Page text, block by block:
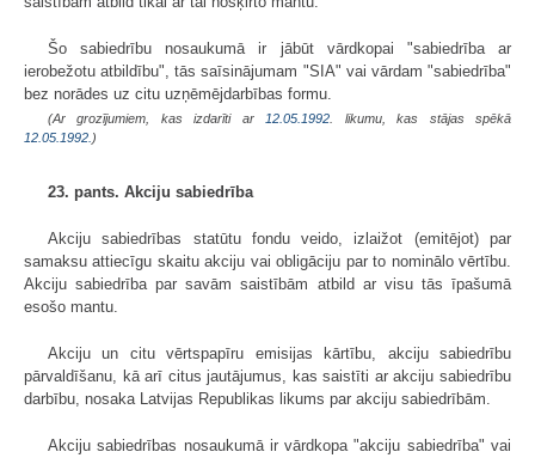
Šo sabiedrību nosaukumā ir jābūt vārdkopai "sabiedrība ar
ierobežotu atbildību", tās saīsinājumam "SIA" vai vārdam "sabiedrība"
bez norādes uz citu uzņēmējdarbības formu.
(Ar grozījumiem, kas izdarīti ar 12.05.1992 . likumu, kas stājas spēkā
12.05.1992. )
23. pants. Akciju sabiedrība
Akciju sabiedrības statūtu fondu veido, izlaižot (emitējot) par
samaksu attiecīgu skaitu akciju vai obligāciju par to nominālo vērtību.
Akciju sabiedrība par savām saistībām atbild ar visu tās īpašumā
esošo mantu.
Akciju un citu vērtspapīru emisijas kārtību, akciju sabiedrību
pārvaldīšanu, kā arī citus jautājumus, kas saistīti ar akciju sabiedrību
darbību, nosaka Latvijas Republikas likums par akciju sabiedrībām.
Akciju sabiedrības nosaukumā ir vārdkopa "akciju sabiedrība" vai